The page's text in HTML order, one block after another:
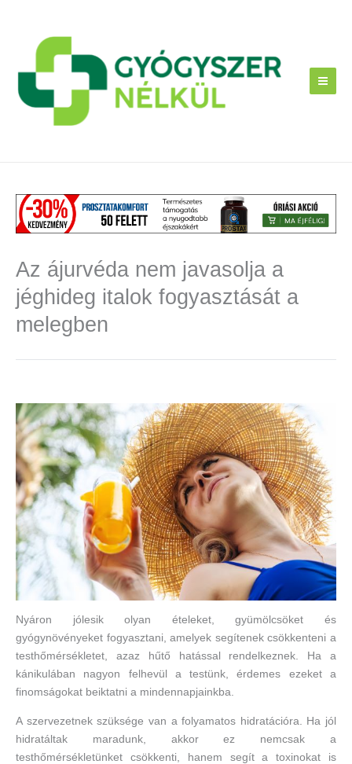
Az ájurvéda nem javasolja a
jéghideg italok fogyasztását a
melegben
Nyáron jólesik olyan ételeket, gyümölcsöket és
gyógynövényeket fogyasztani, amelyek segítenek csökkenteni a
testhőmérsékletet, azaz hűtő hatással rendelkeznek. Ha a
kánikulában nagyon felhevül a testünk, érdemes ezeket a
finomságokat beiktatni a mindennapjainkba.
A szervezetnek szüksége van a folyamatos hidratációra. Ha jól
hidratáltak maradunk, akkor ez nemcsak a
testhőmérsékletünket csökkenti, hanem segít a toxinokat is